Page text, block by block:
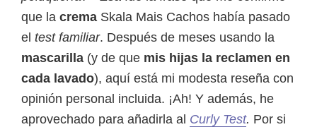
que la crema Skala Mais Cachos había pasado
el test familiar. Después de meses usando la
mascarilla (y de que mis hijas la reclamen en
cada lavado), aquí está mi modesta reseña con
opinión personal incluida. ¡Ah! Y además, he
aprovechado para añadirla al Curly Test. Por si